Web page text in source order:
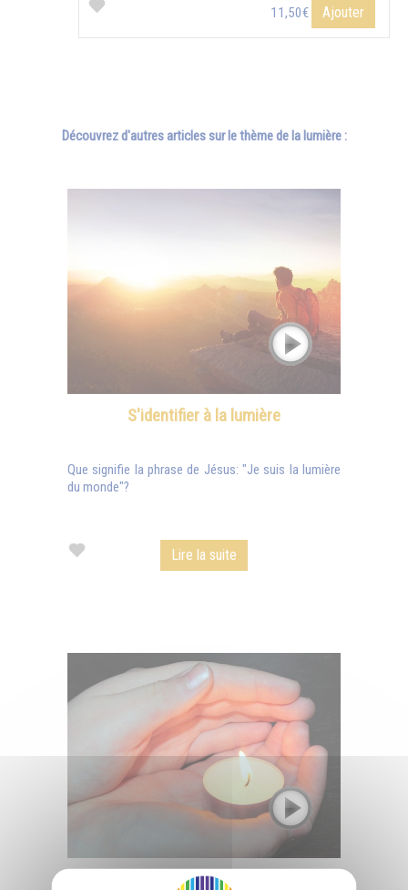
11,50€ Ajouter
Découvrez d'autres articles sur le thème de la lumière :
S'identifier à la lumière
Que signifie la phrase de Jésus: "Je suis la lumière
du monde"?
Lire la suite
La bougie, symbole du sacrifice